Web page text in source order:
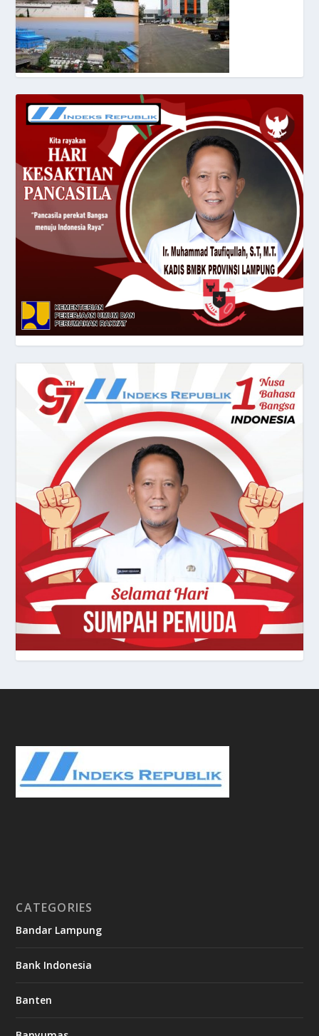
CATEGORIES
Bandar Lampung
Bank Indonesia
Banten